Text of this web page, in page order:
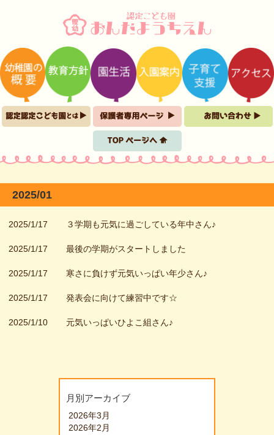
2025/01
2025/1/17 ３学期も元気に過ごしている年中さん♪
2025/1/17 最後の学期がスタートしました
2025/1/17 寒さに負けず元気いっぱい年少さん♪
2025/1/17 発表会に向けて練習中です☆
2025/1/10 元気いっぱいひよこ組さん♪
月別アーカイブ
2026年3月
2026年2月